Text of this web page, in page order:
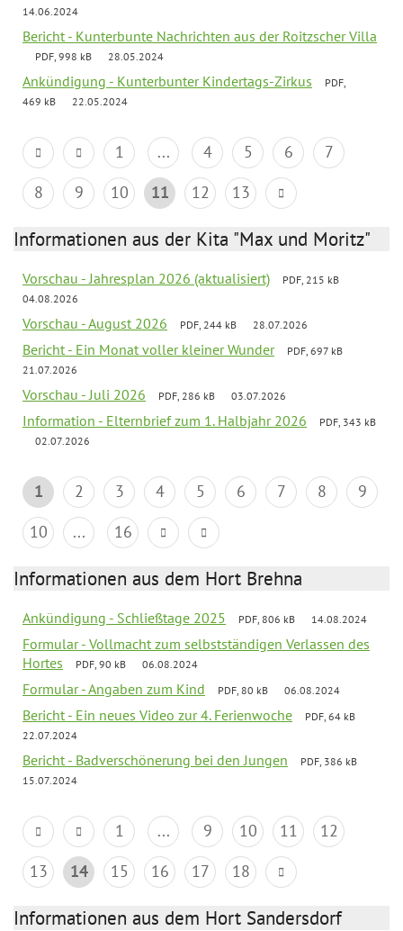
14.06.2024
Bericht - Kunterbunte Nachrichten aus der Roitzscher Villa
PDF, 998 kB 28.05.2024
Ankündigung - Kunterbunter Kindertags-Zirkus
PDF,
469 kB
22.05.2024
1 ... 4 5 6
7
8
9 10 11 12 13
Informationen aus der Kita "Max und Moritz"
Vorschau - Jahresplan 2026 (aktualisiert)
PDF, 215 kB
04.08.2026
Vorschau - August 2026 PDF, 244 kB 28.07.2026
Bericht - Ein Monat voller kleiner Wunder
PDF, 697 kB
21.07.2026
Vorschau - Juli 2026 PDF, 286 kB 03.07.2026
Information - Elternbrief zum 1. Halbjahr 2026
PDF, 343 kB
02.07.2026
1 2 3 4 5 6 7 8
9
10
... 16
Informationen aus dem Hort Brehna
Ankündigung - Schließtage 2025 PDF, 806 kB 14.08.2024
Formular - Vollmacht zum selbstständigen Verlassen des
Hortes
PDF, 90 kB 06.08.2024
Formular - Angaben zum Kind PDF, 80 kB 06.08.2024
Bericht - Ein neues Video zur 4. Ferienwoche
PDF, 64 kB
22.07.2024
Bericht - Badverschönerung bei den Jungen
PDF, 386 kB
15.07.2024
1 ... 9 10 11
12
13
14 15 16 17 18
Informationen aus dem Hort Sandersdorf